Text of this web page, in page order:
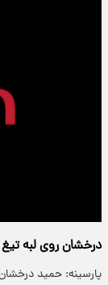
درخشان روی لبه
پارسینه: حمید